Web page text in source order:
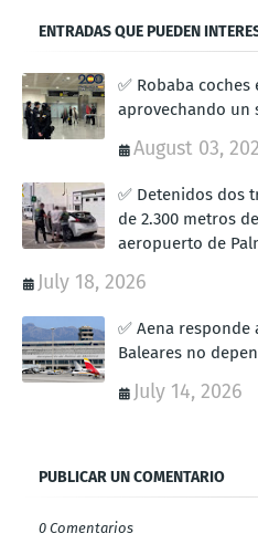
ENTRADAS QUE PUEDEN
✅ Robaba
aprovechando un
August 03,
✅ Detenidos dos
de 2.300 metros
aeropuerto de
July 18, 2026
✅ Aena
Baleares no
July 14, 2026
PUBLICAR UN COMENTARIO
0 Comentarios